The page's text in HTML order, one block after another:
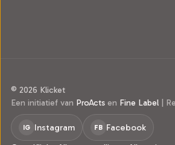
© 2026 Klicket
Een initiatief van ProActs en Fine Label |
IG Instagram FB Facebook